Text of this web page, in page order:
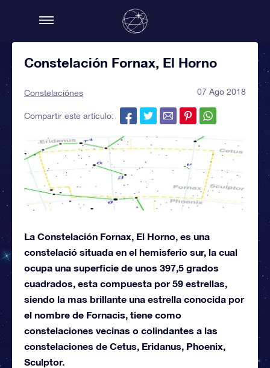
Constelación Fornax, El Horno
Constelaciónes 07 Ago 2018
Compartir este artículo:
La Constelación Fornax, El Horno, es una
constelació situada en el hemisferio sur, la cual
ocupa una superficie de unos 397,5 grados
cuadrados, esta compuesta por 59 estrellas,
siendo la mas brillante una estrella conocida por
el nombre de Fornacis, tiene como
constelaciones vecinas o colindantes a las
constelaciones de Cetus, Eridanus, Phoenix,
Sculptor.